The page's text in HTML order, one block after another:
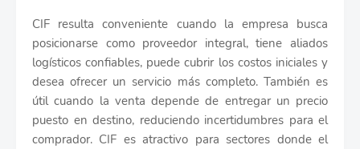
CIF resulta conveniente cuando la empresa busca
posicionarse como proveedor integral, tiene aliados
logísticos confiables, puede cubrir los costos iniciales y
desea ofrecer un servicio más completo. También es
útil cuando la venta depende de entregar un precio
puesto en destino, reduciendo incertidumbres para el
comprador. CIF es atractivo para sectores donde el